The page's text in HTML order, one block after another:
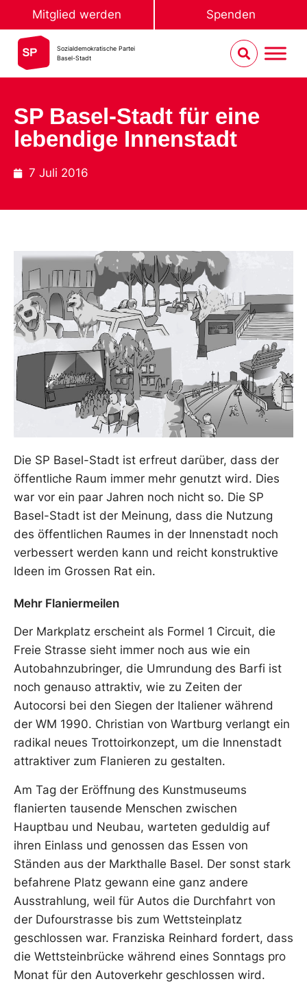
Mitglied werden Spenden
Sozialdemokratische Partei
Basel-Stadt
SP Basel-Stadt für eine
lebendige Innenstadt
7 Juli 2016
Die SP Basel-Stadt ist erfreut darüber, dass der
öffentliche Raum immer mehr genutzt wird. Dies
war vor ein paar Jahren noch nicht so. Die SP
Basel-Stadt ist der Meinung, dass die Nutzung
des öffentlichen Raumes in der Innenstadt noch
verbessert werden kann und reicht konstruktive
Ideen im Grossen Rat ein.
Mehr Flaniermeilen
Der Markplatz erscheint als Formel 1 Circuit, die
Freie Strasse sieht immer noch aus wie ein
Autobahnzubringer, die Umrundung des Barfi ist
noch genauso attraktiv, wie zu Zeiten der
Autocorsi bei den Siegen der Italiener während
der WM 1990. Christian von Wartburg verlangt ein
radikal neues Trottoirkonzept, um die Innenstadt
attraktiver zum Flanieren zu gestalten.
Am Tag der Eröffnung des Kunstmuseums
flanierten tausende Menschen zwischen
Hauptbau und Neubau, warteten geduldig auf
ihren Einlass und genossen das Essen von
Ständen aus der Markthalle Basel. Der sonst stark
befahrene Platz gewann eine ganz andere
Ausstrahlung, weil für Autos die Durchfahrt von
der Dufourstrasse bis zum Wettsteinplatz
geschlossen war. Franziska Reinhard fordert, dass
die Wettsteinbrücke während eines Sonntags pro
Monat für den Autoverkehr geschlossen wird.